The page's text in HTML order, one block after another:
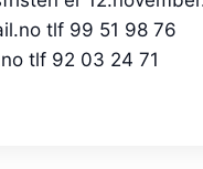
tlf 99 51 98 76
tlf 92 03 24 71